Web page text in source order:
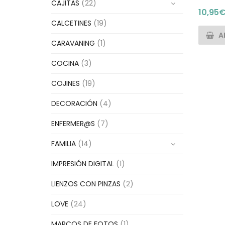
10,95€
CAJITAS (22)
CALCETINES (19)
CARAVANING (1)
COCINA (3)
COJINES (19)
DECORACIÓN (4)
ENFERMER@S (7)
FAMILIA (14)
IMPRESIÓN DIGITAL (1)
LIENZOS CON PINZAS (2)
LOVE (24)